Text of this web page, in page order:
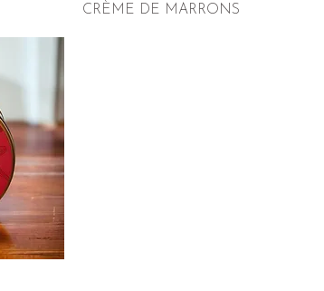
CRÈME DE MARRONS